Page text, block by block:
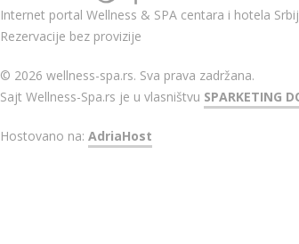
Internet portal Wellness & SPA centara i hotela
Rezervacije bez provizije
© 2026 wellness-spa.rs. Sva prava zadržana.
Sajt Wellness-Spa.rs je u vlasništvu SPARKETING
Hostovano na: AdriaHost